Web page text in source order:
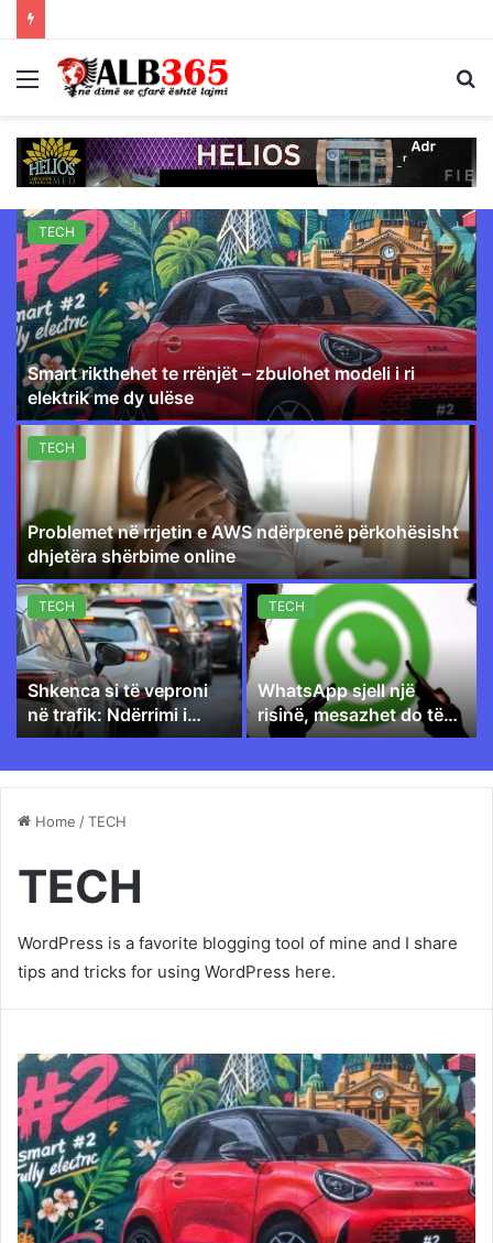
Menu
TECH
Smart rikthehet te rrënjët – zbulohet modeli i ri
elektrik me dy ulëse
TECH
Problemet në rrjetin e AWS ndërprenë përkohësisht
dhjetëra shërbime online
TECH
Shkenca si të veproni
në trafik: Ndërrimi i
korsisë mund ta
TECH
WhatsApp sjell një
risinë, mesazhet do të
zhduken pas leximit
Home /TECH
TECH
WordPress is a favorite blogging tool of mine and I share
tips and tricks for using WordPress here.